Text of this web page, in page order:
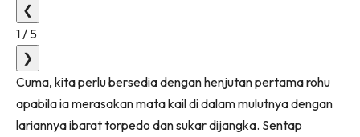
❮
1 / 5
❯
Cuma, kita perlu bersedia dengan henjutan pertama rohu
apabila ia merasakan mata kail di dalam mulutnya dengan
lariannya ibarat torpedo dan sukar dijangka. Sentap